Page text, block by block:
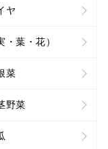
ヤ
・葉・花）
菜
野菜